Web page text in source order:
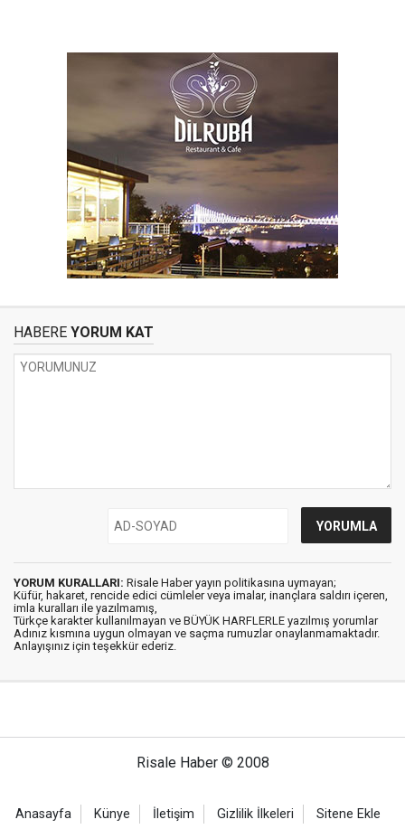
HABERE YORUM KAT
YORUM KURALLARI: Risale Haber yayın politikasına uymayan;
Küfür, hakaret, rencide edici cümleler veya imalar, inançlara saldırı içeren,
imla kuralları ile yazılmamış,
Türkçe karakter kullanılmayan ve BÜYÜK HARFLERLE yazılmış yorumlar
Adınız kısmına uygun olmayan ve saçma rumuzlar onaylanmamaktadır.
Anlayışınız için teşekkür ederiz.
Risale Haber © 2008
Anasayfa Künye İletişim Gizlilik İlkeleri Sitene Ekle